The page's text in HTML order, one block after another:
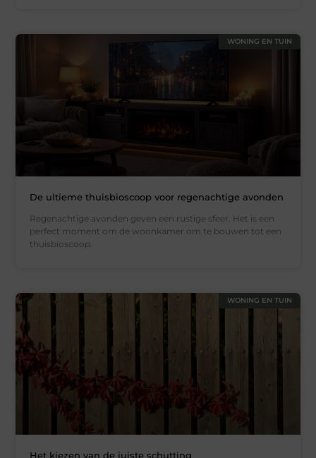
WONING EN TUIN
De ultieme thuisbioscoop voor regenachtige avonden
Regenachtige avonden geven een rustige sfeer. Het is een
perfect moment om de woonkamer om te bouwen tot een
thuisbioscoop.
WONING EN TUIN
Het kiezen van de juiste schutting